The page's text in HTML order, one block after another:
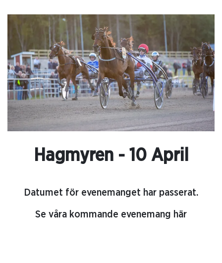
Hagmyren - 10 April
Datumet för evenemanget har passerat.
Se våra kommande evenemang här